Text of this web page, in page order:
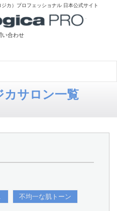
カ）プロフェッショナル 日本公式サイト
い合わせ
カサロン一覧
不均一な肌トーン